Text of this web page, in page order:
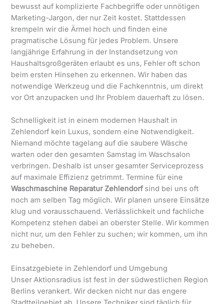
bewusst auf komplizierte Fachbegriffe oder unnötigen
Marketing-Jargon, der nur Zeit kostet. Stattdessen
krempeln wir die Ärmel hoch und finden eine
pragmatische Lösung für jedes Problem. Unsere
langjährige Erfahrung in der Instandsetzung von
Haushaltsgroßgeräten erlaubt es uns, Fehler oft schon
beim ersten Hinsehen zu erkennen. Wir haben das
notwendige Werkzeug und die Fachkenntnis, um direkt
vor Ort anzupacken und Ihr Problem dauerhaft zu lösen.
Schnelligkeit ist in einem modernen Haushalt in
Zehlendorf kein Luxus, sondern eine Notwendigkeit.
Niemand möchte tagelang auf die saubere Wäsche
warten oder den gesamten Samstag im Waschsalon
verbringen. Deshalb ist unser gesamter Serviceprozess
auf maximale Effizienz getrimmt. Termine für eine
Waschmaschine Reparatur Zehlendorfsind bei uns oft
noch am selben Tag möglich. Wir planen unsere Einsätze
klug und vorausschauend. Verlässlichkeit und fachliche
Kompetenz stehen dabei an oberster Stelle. Wir kommen
nicht nur, um den Fehler zu suchen; wir kommen, um ihn
zu beheben.
Einsatzgebiete in Zehlendorf und Umgebung
Unser Aktionsradius ist fest in der südwestlichen Region
Berlins verankert. Wir decken nicht nur das engere